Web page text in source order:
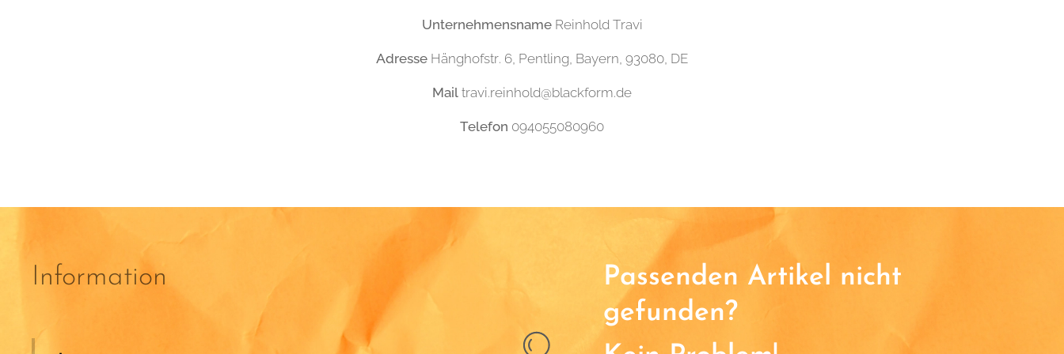
UnternehmensnameReinhold Travi
Adresse Hänghofstr. 6, Pentling, Bayern, 93080, DE
Mail travi.reinhold@blackform.de
Telefon 094055080960
Information
Passenden Artikel nicht
gefunden?